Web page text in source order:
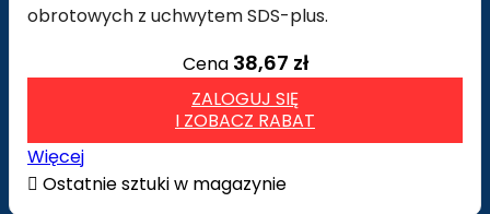
obrotowych z uchwytem SDS-plus.
Cena 38,67 zł
ZALOGUJ SIĘ
I ZOBACZ RABAT
Więcej
 Ostatnie sztuki w magazynie